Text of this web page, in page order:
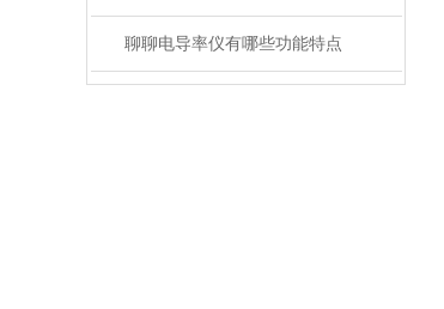
聊聊电导率仪有哪些功能特点